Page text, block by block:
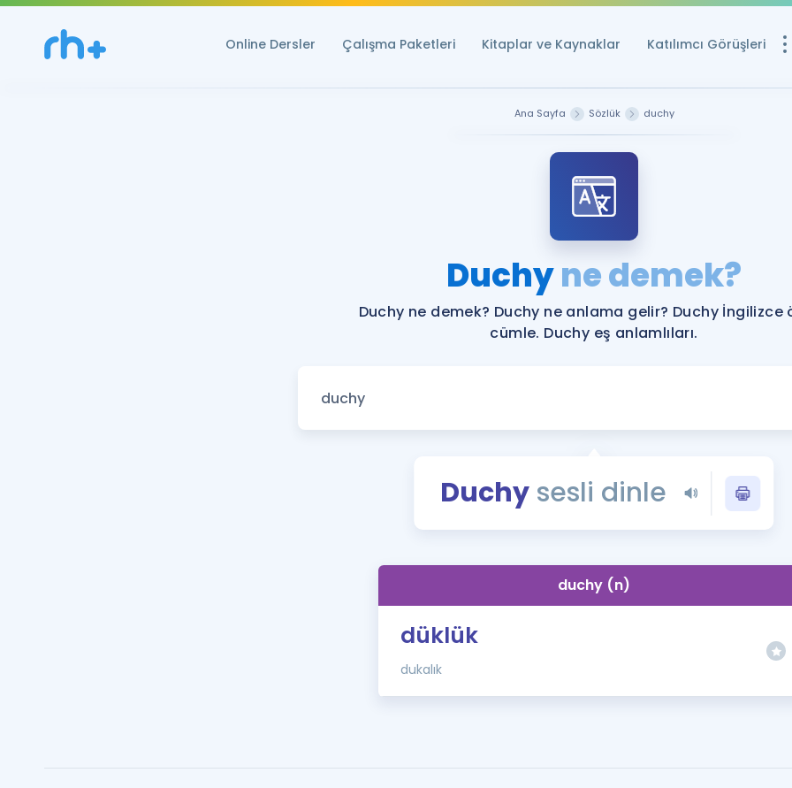
Online Dersler Çalışma Paketleri Kitaplar ve Kaynaklar Katılımcı Görüşleri
YDS ve YÖKDİL
Rehberlik Aracı
YDS ve YÖKDİL'e
Tüm ÖSYM
YDS - YÖKDİL
İngilizce Gramer
Ana Sayfa Sözlük duchy
Duchyne demek?
Duchy ne demek? Duchy ne anlama gelir? Duchy İngilizce
cümle. Duchy eş anlamlıları.
Duchy sesli dinle
duchy (n)
düklük
dukalık